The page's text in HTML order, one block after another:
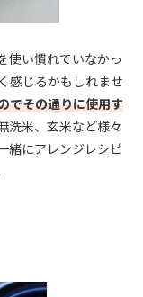
使い慣れていなかっ
感じるかもしれませ
でその通りに使用す
洗米、玄米など様々
緒にアレンジレシピ